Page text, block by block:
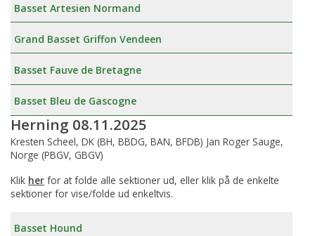
Basset Artesien Normand
Grand Basset Griffon Vendeen
Basset Fauve de Bretagne
Basset Bleu de Gascogne
Herning 08.11.2025
Kresten Scheel, DK (BH, BBDG, BAN, BFDB) Jan Roger Sauge,
Norge (PBGV, GBGV)
Klik her for at folde alle sektioner ud, eller klik på de enkelte
sektioner for vise/folde ud enkeltvis.
Basset Hound